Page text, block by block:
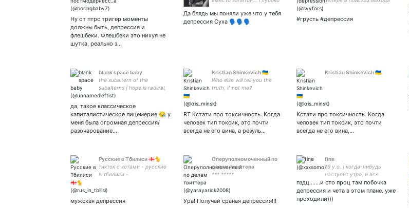
Ну от птрс тригер моменты
должны быть, депрессия и
флешбеки. Флешбеки это нихуя не
шутка, реально з…
окружающих...
Да блядь мы поняли уже что у тебя
депрессия Суха 🗣️🗣️🗣️
#грусть #депрессия
blank space baby
the subaltern of the
subalterns | hope is radical,
despair is not
да, такое классическое
капиталистическое лицемерие 😪 у
меня была огромная депрессия/
разочарование…
Kristian Shinkevich 🇺🇦
Who else will tell you the
truth, if not me?
RT Кстати про токсичность. Когда
человек тип токсик, это почти
всегда не его вина, а резуль…
Kristian Shinkevich 🇺🇦
Кстати про токсичность. Когда
человек тип токсик, это почти
всегда не его вина,…
Русские в Тбилиси 🇬🇪🐈
тикток с котами - русские
в тбилиси -
мужская депрессия
Оперуполномоченный по
делам твиттера
*** *****
Ура! Получай сраная депрессия!!!
fine
19 y.o. | когда-нибудь
наступит утро, и все
кошмары кончатся
пздц.......и сто проц там побочка
депрессия и чета в этом плане. уже
проходили)))